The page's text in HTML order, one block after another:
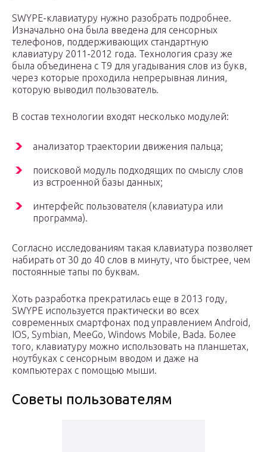
SWYPE-клавиатуру нужно разобрать подробнее.
Изначально она была введена для сенсорных
телефонов, поддерживающих стандартную
клавиатуру 2011-2012 года. Технология сразу же
была объединена с Т9 для угадывания слов из букв,
через которые проходила непрерывная линия,
которую выводил пользователь.
В состав технологии входят несколько модулей:
анализатор траектории движения пальца;
поисковой модуль подходящих по смыслу слов
из встроенной базы данных;
интерфейс пользователя (клавиатура или
программа).
Согласно исследованиям такая клавиатура позволяет
набирать от 30 до 40 слов в минуту, что быстрее, чем
постоянные тапы по буквам.
Хоть разработка прекратилась еще в 2013 году,
SWYPE используется практически во всех
современных смартфонах под управлением Android,
IOS, Symbian, MeeGo, Windows Mobile, Bada. Более
того, клавиатуру можно использовать на планшетах,
ноутбуках с сенсорным вводом и даже на
компьютерах с помощью мыши.
Советы пользователям